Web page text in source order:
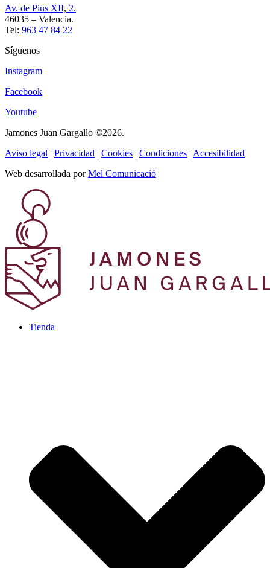
Av. de Pius XII, 2.
46035 – Valencia.
Tel: 963 47 84 22
Síguenos
Instagram
Facebook
Youtube
Jamones Juan Gargallo ©2026.
Aviso legal | Privacidad | Cookies | Condiciones | Accesibilidad
Web desarrollada porMel Comunicació
Tienda